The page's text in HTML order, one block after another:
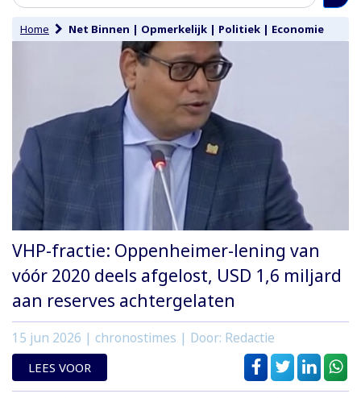
Home Net Binnen | Opmerkelijk | Politiek | Economie
VHP-fractie: Oppenheimer-lening van
vóór 2020 deels afgelost, USD 1,6 miljard
aan reserves achtergelaten
15 jun 2026 | chronostimes | Door: Redactie
LEES VOOR